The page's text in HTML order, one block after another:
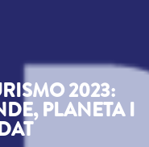
2023:
PLANETA I